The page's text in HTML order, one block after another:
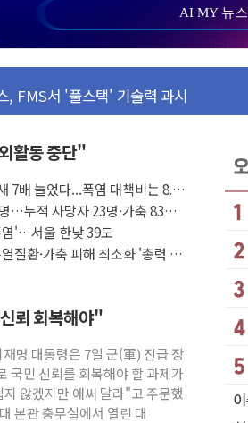
AI MY 뉴스
된 軍 신뢰 회복해야"
13.9% 증가
, FMS서 '풀스택' 기술력 과시
로 성장동력 확보
확보 전쟁
각…2분기 영업익 853억
가세 환급 앞당겨 종료
간, 대표팀 무패 外
시험하려 한정적 침공 가능성"
...'에너지 자립' 일환
와 운영 파트너십 체결
등, 협의 테이블에
름
서범수·진종오 징계절차 개시
활동 중단"
7배 늘었다...폭염 대책비는 8.6
…누적 사망자 23명·가축 83만
'…서울 한낮 39도
질환·가축 피해 최소화 '총력 대
뢰 회복해야"
명 대통령은 7일 군(軍) 진급 장
국민 신뢰를 회복해야 할 과제가
않겠지만 애써 달라"고 주문했
본관 충무실에서 열린 대